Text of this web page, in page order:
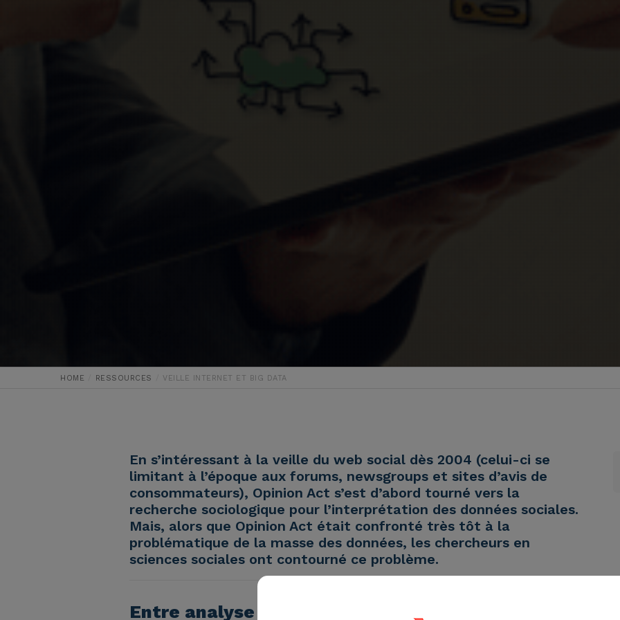
HOME RESSOURCES VEILLE INTERNET ET BIG DATA
En s’intéressant à la veille du web social dès 2004 (celui-ci se
limitant à l’époque aux forums, newsgroups et sites d’avis de
consommateurs), Opinion Act s’est d’abord tourné vers la
recherche sociologique pour l’interprétation des données sociales.
Mais, alors que Opinion Act était confronté très tôt à la
problématique de la masse des données, les chercheurs en
sciences sociales ont contourné ce problème.
Entre analyse sociologique et